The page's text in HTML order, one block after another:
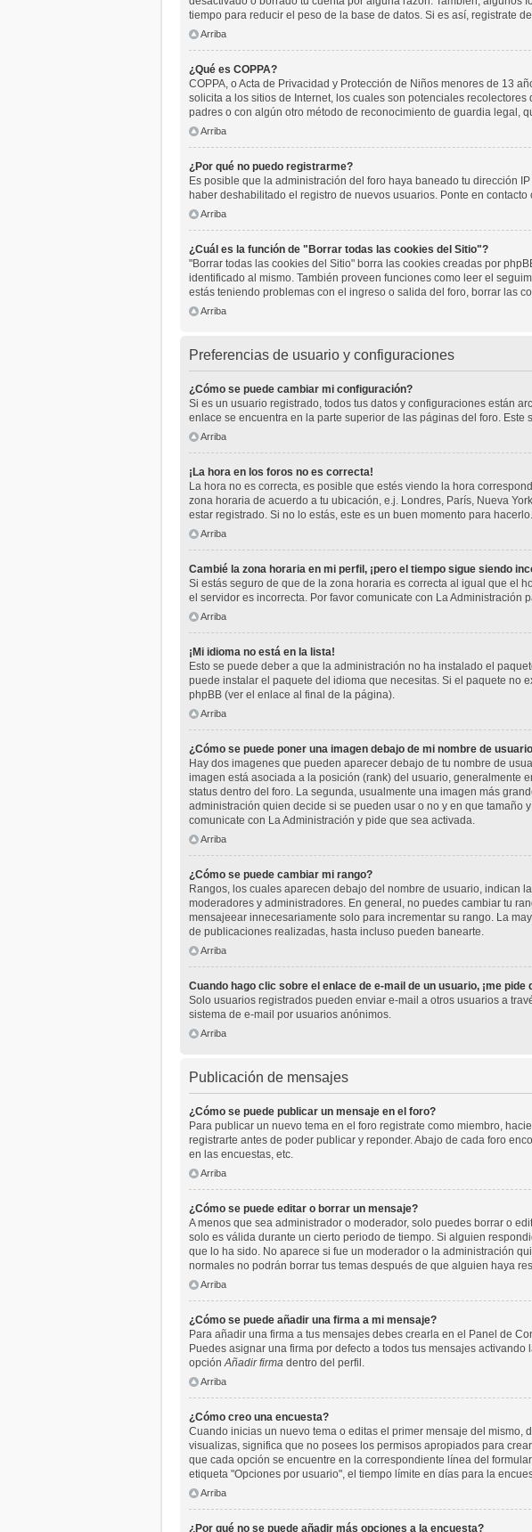
tiempo para reducir el peso de la base de datos. Si es así, registrate
Arriba
¿Qué es COPPA?
COPPA, o Acta de Privacidad y Protección de Niños menores de 13
solicita a los sitios de Internet, los cuales son potenciales
padres o con algún otro método de reconocimiento de guardia legal,
Arriba
¿Por qué no puedo registrarme?
Es posible que la administración del foro haya baneado tu dirección
haber deshabilitado el registro de nuevos usuarios. Ponte en contacto
Arriba
¿Cuál es la función de "Borrar todas las cookies del Sitio"?
"Borrar todas las cookies del Sitio" borra las cookies creadas por
identificado al mismo. También proveen funciones como leer el
estás teniendo problemas con el ingreso o salida del foro, borrar las
Arriba
Preferencias de usuario y configuraciones
¿Cómo se puede cambiar mi configuración?
Si es un usuario registrado, todos tus datos y configuraciones están
enlace se encuentra en la parte superior de las páginas del foro. Este
Arriba
¡La hora en los foros no es correcta!
La hora no es correcta, es posible que estés viendo la hora
zona horaria de acuerdo a tu ubicación, e.j. Londres, París, Nueva
estar registrado. Si no lo estás, este es un buen momento para hacerlo.
Arriba
Cambié la zona horaria en mi perfil, ¡pero el tiempo sigue siendo
Si estás seguro de que de la zona horaria es correcta al igual que el
el servidor es incorrecta. Por favor comunicate con La Administración
Arriba
¡Mi idioma no está en la lista!
Esto se puede deber a que la administración no ha instalado el
puede instalar el paquete del idioma que necesitas. Si el paquete no
phpBB (ver el enlace al final de la página).
Arriba
¿Cómo se puede poner una imagen debajo de mi nombre de
Hay dos imagenes que pueden aparecer debajo de tu nombre de
imagen está asociada a la posición (rank) del usuario, generalmente
status dentro del foro. La segunda, usualmente una imagen más
administración quien decide si se pueden usar o no y en que tamaño
comunicate con La Administración y pide que sea activada.
Arriba
¿Cómo se puede cambiar mi rango?
Rangos, los cuales aparecen debajo del nombre de usuario, indican
moderadores y administradores. En general, no puedes cambiar tu
mensajeear innecesariamente solo para incrementar su rango. La
de publicaciones realizadas, hasta incluso pueden banearte.
Arriba
Cuando hago clic sobre el enlace de e-mail de un usuario, ¡me pide
Solo usuarios registrados pueden enviar e-mail a otros usuarios a
sistema de e-mail por usuarios anónimos.
Arriba
Publicación de mensajes
¿Cómo se puede publicar un mensaje en el foro?
Para publicar un nuevo tema en el foro registrate como miembro,
registrarte antes de poder publicar y reponder. Abajo de cada foro
en las encuestas, etc.
Arriba
¿Cómo se puede editar o borrar un mensaje?
A menos que sea administrador o moderador, solo puedes borrar o
solo es válida durante un cierto periodo de tiempo. Si alguien
que lo ha sido. No aparece si fue un moderador o la administración
normales no podrán borrar tus temas después de que alguien haya
Arriba
¿Cómo se puede añadir una firma a mi mensaje?
Para añadir una firma a tus mensajes debes crearla en el Panel de
Puedes asignar una firma por defecto a todos tus mensajes
opción Añadir firma dentro del perfil.
Arriba
¿Cómo creo una encuesta?
Cuando inicias un nuevo tema o editas el primer mensaje del
visualizas, significa que no posees los permisos apropiados para
que cada opción se encuentre en la correspondiente línea del
etiqueta "Opciones por usuario", el tiempo límite en días para la
Arriba
¿Por qué no se puede añadir más opciones a la encuesta?